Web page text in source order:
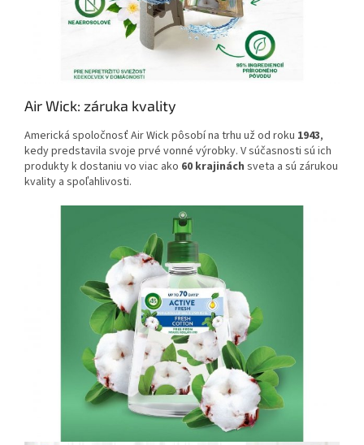
Air Wick: záruka kvality
Americká spoločnosť Air Wick pôsobí na trhu už od roku 1943,
kedy predstavila svoje prvé vonné výrobky. V súčasnosti sú ich
produkty k dostaniu vo viac ako 60 krajinách sveta a sú zárukou
kvality a spoľahlivosti.